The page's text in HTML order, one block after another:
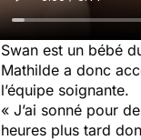
Swan est un bébé
Mathilde a donc
l’équipe soignante.
« J’ai sonné pour
heures plus tard